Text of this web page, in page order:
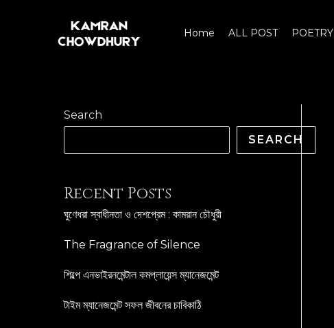
Home ALL POST POETRY
Search
SEARCH
Recent Posts
ঘুণেধরা স্বাধীনতা ও দেশপ্রেম : কামরান চৌধুরী
The Fragrance of Silence
শিল্পে এনভাইরনমেন্টাল কমপ্লায়েন্স ম্যানেজমেন্ট
টাইম ম্যানেজমেন্ট সফল জীবনের চাবিকাঠি